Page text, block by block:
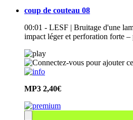
coup de couteau 08
00:01 - LESF | Bruitage d'une
impact léger et perforation forte
MP3 2,40€